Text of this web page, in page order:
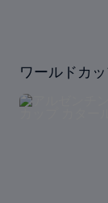
ワールドカ